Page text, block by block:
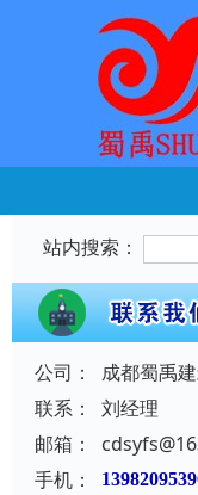
站内搜索：
公司：
成都蜀禹
联系：
刘经理
邮箱：
手机：